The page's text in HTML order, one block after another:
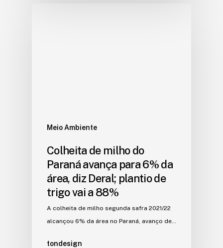
Meio Ambiente
Colheita de milho do
Paraná avança para 6% da
área, diz Deral; plantio de
trigo vai a 88%
A colheita de milho segunda safra 2021/22
alcançou 6% da área no Paraná, avanço de…
tondesign